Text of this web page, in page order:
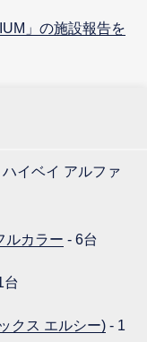
」の施設報告を
イベイ アルファ
ルカラー - 6台
台
クス エルシー) - 1